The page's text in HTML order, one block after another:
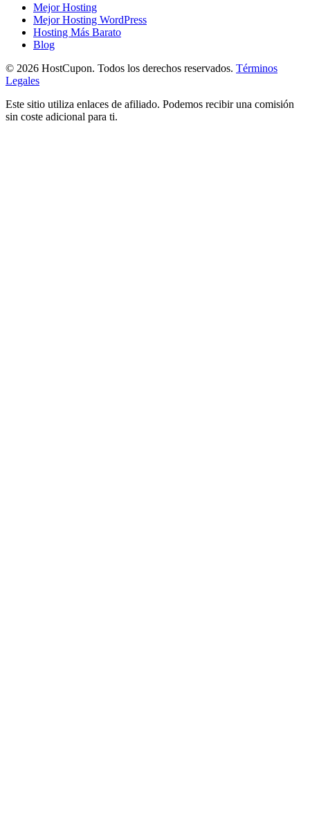
Mejor Hosting
Mejor Hosting WordPress
Hosting Más Barato
Blog
© 2026 HostCupon. Todos los derechos reservados. Términos
Legales
Este sitio utiliza enlaces de afiliado. Podemos recibir una comisión
sin coste adicional para ti.